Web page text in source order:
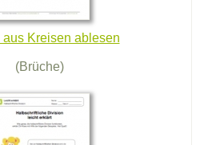
aus Kreisen ablesen
(Brüche)